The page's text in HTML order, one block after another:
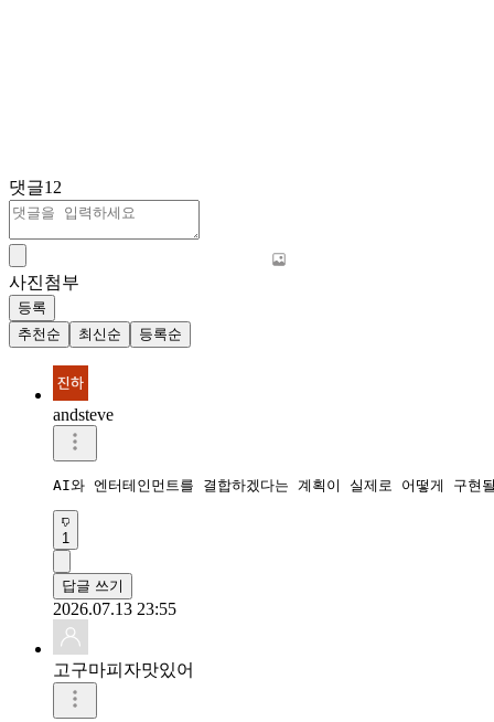
댓글12
사진첨부
등록
추천순
최신순 등록순
andsteve
AI와 엔터테인먼트를 결합하겠다는 계획이 실제로 어떻게 구
1
답글 쓰기
2026.07.13 23:55
고구마피자맛있어